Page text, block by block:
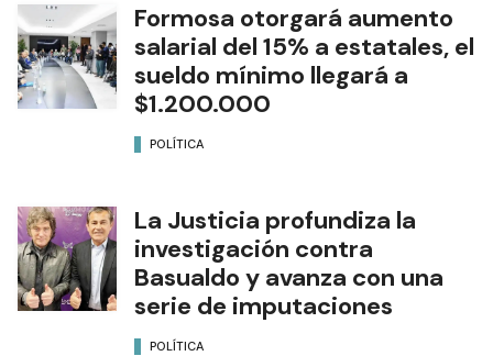
Formosa otorgará aumento
salarial del 15% a estatales, el
sueldo mínimo llegará a
$1.200.000
POLÍTICA
La Justicia profundiza la
investigación contra
Basualdo y avanza con una
serie de imputaciones
POLÍTICA